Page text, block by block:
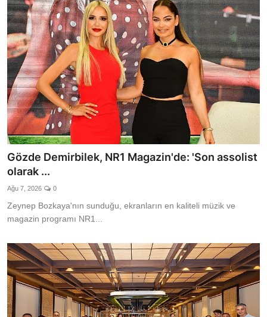
Gözde Demirbilek, NR1 Magazin'de: 'Son assolist
olarak ...
Ağu 7, 2026 0
Zeynep Bozkaya'nın sunduğu, ekranların en kaliteli müzik ve
magazin programı NR1...